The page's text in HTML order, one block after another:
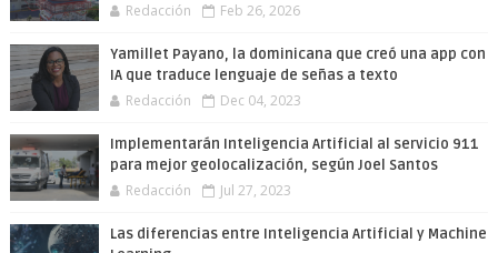
Redacción Feb 26, 2026
Yamillet Payano, la dominicana que creó una app con
IA que traduce lenguaje de señas a texto
Redacción Dec 04, 2023
Implementarán Inteligencia Artificial al servicio 911
para mejor geolocalización, según Joel Santos
Redacción Jul 27, 2023
Las diferencias entre Inteligencia Artificial y Machine